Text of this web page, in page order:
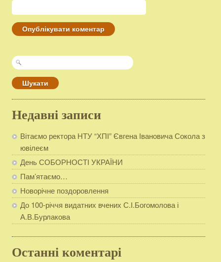
Пошук:
Недавні записи
Вітаємо ректора НТУ “ХПІ” Євгена Івановича Сокола з
ювілеєм
День СОБОРНОСТІ УКРАЇНИ
Пам’ятаємо…
Новорічне поздоровлення
До 100-річчя видатних вчених С.І.Богомолова і
А.В.Бурлакова
Останні коментарі